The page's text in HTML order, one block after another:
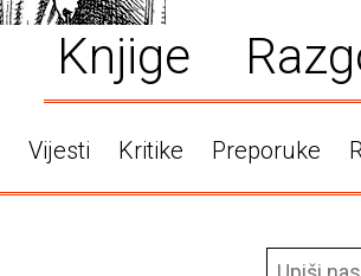
Knjige
Vijesti Kritike Preporuke